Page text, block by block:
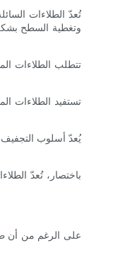
تُعدّ الطلاءات
وتغطية السطح بشكل
تتطلب الطلاءات
تستفيد الطلاءات
يُعدّ أسلوب
باختصار، تُعدّ
على الرغم من أن